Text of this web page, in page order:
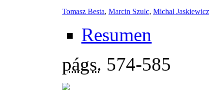
Tomasz Besta, Marcin Szulc, Michal Jaskiewicz
Resumen
págs. 574-585